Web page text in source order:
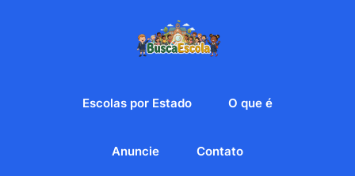
Escolas por Estado O que é
Anuncie Contato